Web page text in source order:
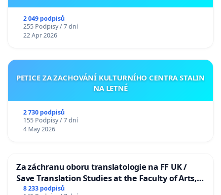
2 049 podpisů
255 Podpisy / 7 dní
22 Apr 2026
PETICE ZA ZACHOVÁNÍ KULTURNÍHO CENTRA STALIN
NA LETNÉ
2 730 podpisů
155 Podpisy / 7 dní
4 May 2026
Za záchranu oboru translatologie na FF UK /
Save Translation Studies at the Faculty of Arts,
Charles University
8 233 podpisů